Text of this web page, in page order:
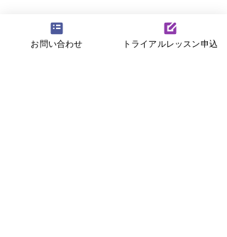
お問い合わせ トライアルレッスン申込